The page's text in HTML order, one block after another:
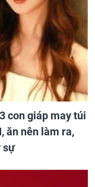
con giáp may túi
ăn nên làm ra,
sự